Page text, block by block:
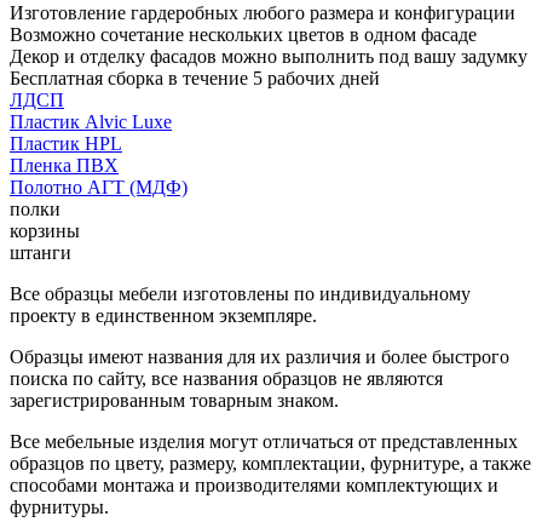
Изготовление гардеробных любого размера и конфигурации
Возможно сочетание нескольких цветов в одном фасаде
Декор и отделку фасадов можно выполнить под вашу задумку
Бесплатная сборка в течение 5 рабочих дней
ЛДСП
Пластик Alvic Luxe
Пластик HPL
Пленка ПВХ
Полотно АГТ (МДФ)
полки
корзины
штанги
Все образцы мебели изготовлены по индивидуальному
проекту в единственном экземпляре.
Образцы имеют названия для их различия и более быстрого
поиска по сайту, все названия образцов не являются
зарегистрированным товарным знаком.
Все мебельные изделия могут отличаться от представленных
образцов по цвету, размеру, комплектации, фурнитуре, а также
способами монтажа и производителями комплектующих и
фурнитуры.